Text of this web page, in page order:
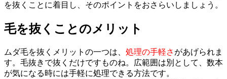
を抜くことに着目し、そのポイントをおさらいしましょう。
毛を抜くことのメリット
ムダ毛を抜くメリットの一つは、 処理の手軽さ があげられま
す。毛抜きで抜くだけですものね。広範囲は別として、数本
が気になる時には手軽に処理できる方法です。